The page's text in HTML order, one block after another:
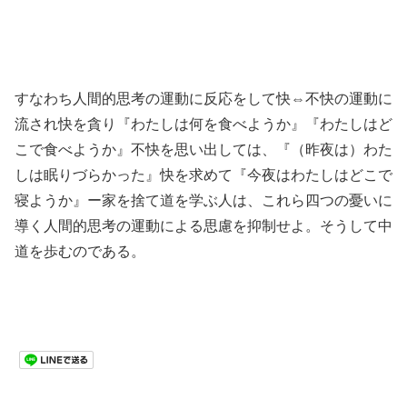
すなわち人間的思考の運動に反応をして快⇔不快の運動に
流され快を貪り『わたしは何を食べようか』『わたしはど
こで食べようか』不快を思い出しては、『（昨夜は）わた
しは眠りづらかった』快を求めて『今夜はわたしはどこで
寝ようか』ー家を捨て道を学ぶ人は、これら四つの憂いに
導く人間的思考の運動による思慮を抑制せよ。そうして中
道を歩むのである。